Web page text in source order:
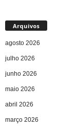
Arquivos
agosto 2026
julho 2026
junho 2026
maio 2026
abril 2026
março 2026